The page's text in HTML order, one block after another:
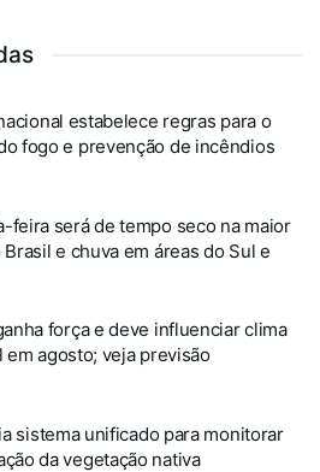
estabelece regras para o
fogo e prevenção de incêndios
feira será de tempo seco na maior
e chuva em áreas do Sul e
força e deve influenciar clima
em agosto; veja previsão
sistema unificado para monitorar
da vegetação nativa